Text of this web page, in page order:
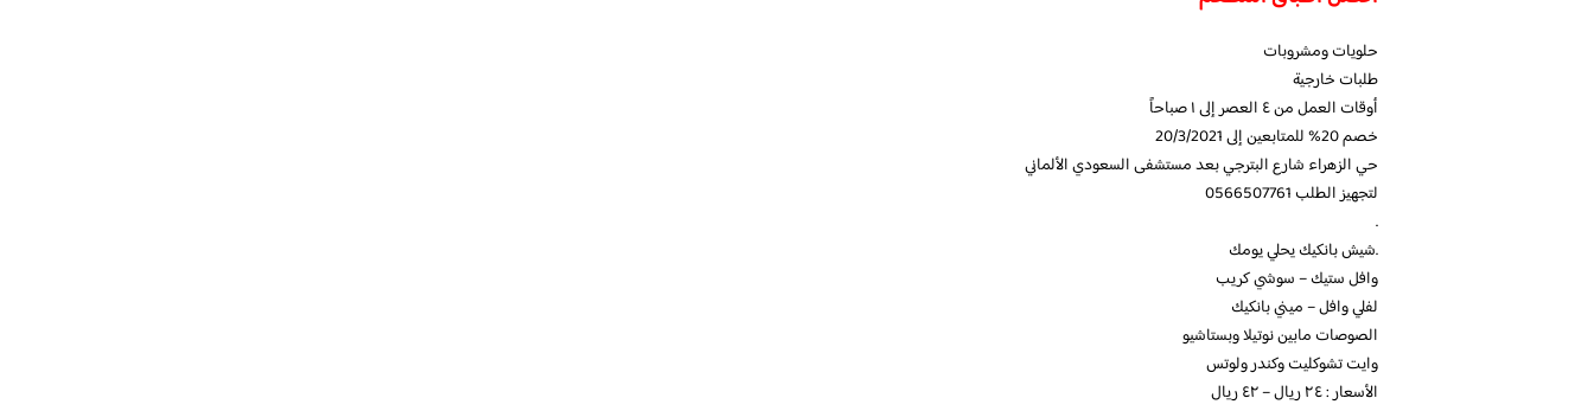
حلويات ومشروبات
طلبات خارجية
أوقات العمل من ٤ العصر إلى ١ صباحاً
خصم 20% للمتابعين إلى 20/3/2021
حي الزهراء شارع البترجي بعد مستشفى السعودي الألماني
لتجهيز الطلب 0566507761
.
.شيش بانكيك يحلي يومك
وافل ستيك – سوشي كريب
لفلي وافل – ميني بانكيك
الصوصات مابين نوتيلا وبستاشيو
وايت تشوكليت وكندر ولوتس
الأسعار : ٢٤ ريال – ٤٢ ريال